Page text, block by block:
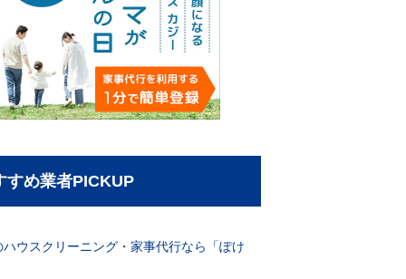
すめ業者PICKUP
ハウスクリーニング・家事代行なら「ぽけ